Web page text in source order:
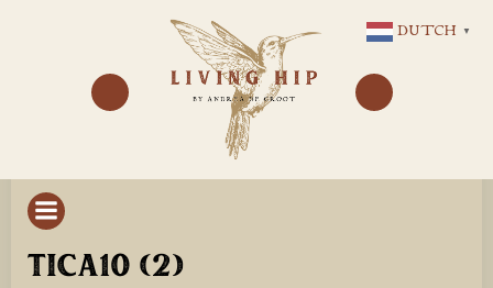
NAAR
DE
INHOUD
TICA10 (2)
DUTCH ▼